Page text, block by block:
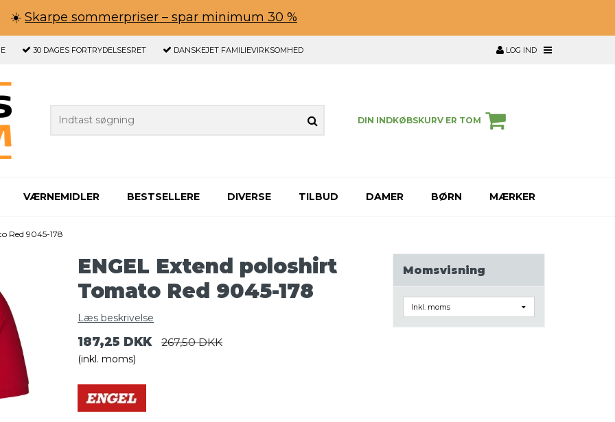
☀️ Skarpe sommerpriser – spar minimum 30 %
30 DAGES FORTRYDELSESRET DANSKEJET FAMILIEVIRKSOMHED LOG IND
DIN INDKØBSKURV ER TOM
VÆRNEMIDLER BESTSELLERE DIVERSE TILBUD DAMER BØRN MÆRKER
Red 9045-178
ENGEL Extend poloshirt
Tomato Red 9045-178
Læs beskrivelse
187,25 DKK 267,50 DKK
(inkl. moms)
Momsvisning